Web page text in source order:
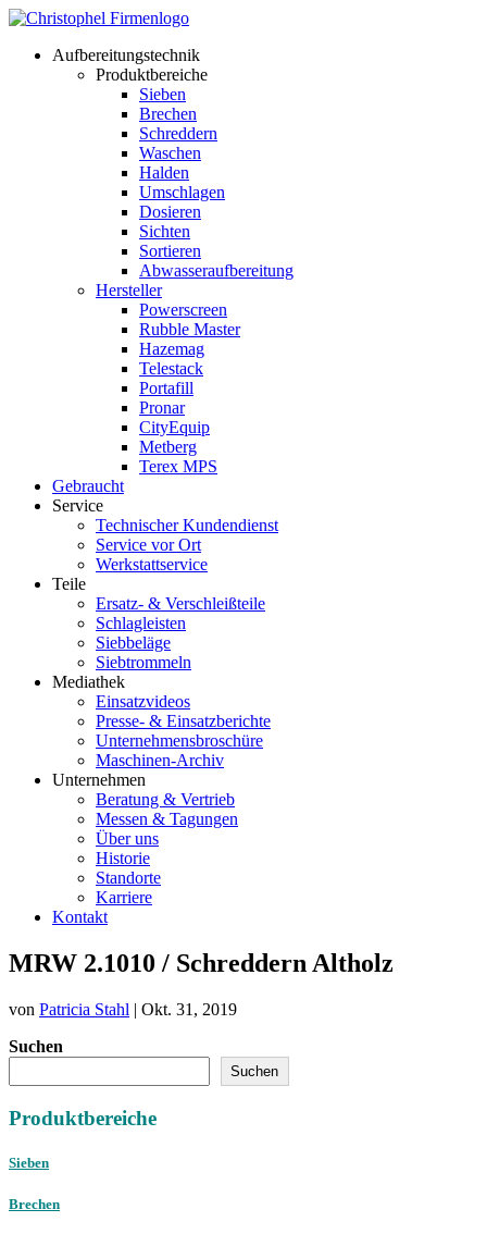
Aufbereitungstechnik
Produktbereiche
Sieben
Brechen
Schreddern
Waschen
Halden
Umschlagen
Dosieren
Sichten
Sortieren
Abwasseraufbereitung
Hersteller
Powerscreen
Rubble Master
Hazemag
Telestack
Portafill
Pronar
CityEquip
Metberg
Terex MPS
Gebraucht
Service
Technischer Kundendienst
Service vor Ort
Werkstattservice
Teile
Ersatz- & Verschleißteile
Schlagleisten
Siebbeläge
Siebtrommeln
Mediathek
Einsatzvideos
Presse- & Einsatzberichte
Unternehmensbroschüre
Maschinen-Archiv
Unternehmen
Beratung & Vertrieb
Messen & Tagungen
Über uns
Historie
Standorte
Karriere
Kontakt
MRW 2.1010 / Schreddern Altholz
von Patricia Stahl | Okt. 31, 2019
Suchen
Suchen
Produktbereiche
Sieben
Brechen